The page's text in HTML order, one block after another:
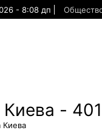
- 8:08 дп
- 401
Киева